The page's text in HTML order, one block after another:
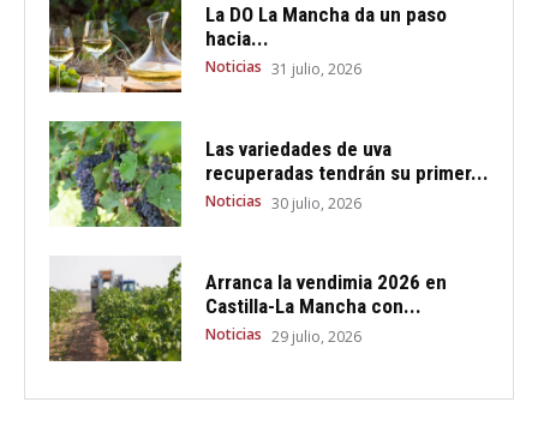
La DO La Mancha da un paso
hacia...
Noticias 31 julio, 2026
Las variedades de uva
recuperadas tendrán su primer...
Noticias 30 julio, 2026
Arranca la vendimia 2026 en
Castilla-La Mancha con...
Noticias 29 julio, 2026